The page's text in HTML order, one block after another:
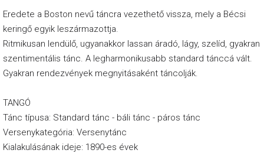
n
a
S
m
b
Eredete a Boston nevű táncra vezethető vissza, mely a Bécsi
keringő egyik leszármazottja.
Ritmikusan lendülő, ugyanakkor lassan áradó, lágy, szelíd, gyakran
szentimentális tánc. A legharmonikusabb standard tánccá vált.
Gyakran rendezvények megnyitásaként táncolják.
TANGÓ
Tánc típusa: Standard tánc - báli tánc - páros tánc
Versenykategória: Versenytánc
Kialakulásának ideje: 1890-es évek